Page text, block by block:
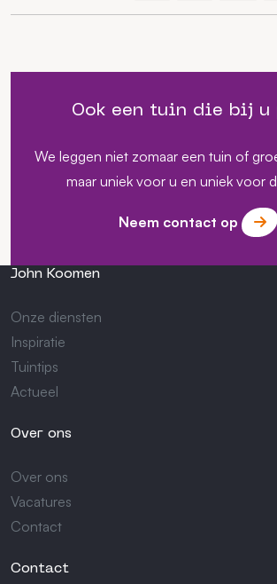
Ook een tuin die bij u
We leggen niet zomaar een tuin of
maar uniek voor u en uniek voor
Neem contact op
John Koomen
Onze diensten
Inspiratie
Tuintips
Actueel
Over ons
Over ons
Vacatures
Contact
Contact